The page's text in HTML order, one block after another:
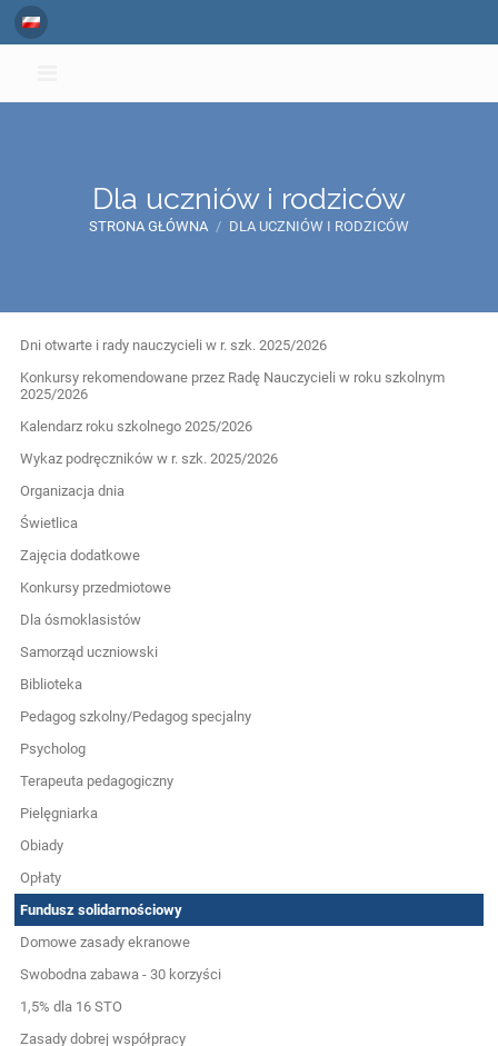
Dla uczniów i rodziców
STRONA GŁÓWNA / DLA UCZNIÓW I RODZICÓW
Dla
uczniów
i
rodziców
Dni otwarte i rady nauczycieli w r. szk. 2025/2026
Konkursy rekomendowane przez Radę Nauczycieli w roku szkolnym
2025/2026
Kalendarz roku szkolnego 2025/2026
Wykaz podręczników w r. szk. 2025/2026
Organizacja dnia
Świetlica
Zajęcia dodatkowe
Konkursy przedmiotowe
Dla ósmoklasistów
Samorząd uczniowski
Biblioteka
Pedagog szkolny/Pedagog specjalny
Psycholog
Terapeuta pedagogiczny
Pielęgniarka
Obiady
Opłaty
Fundusz solidarnościowy
Domowe zasady ekranowe
Swobodna zabawa - 30 korzyści
1,5% dla 16 STO
Zasady dobrej współpracy